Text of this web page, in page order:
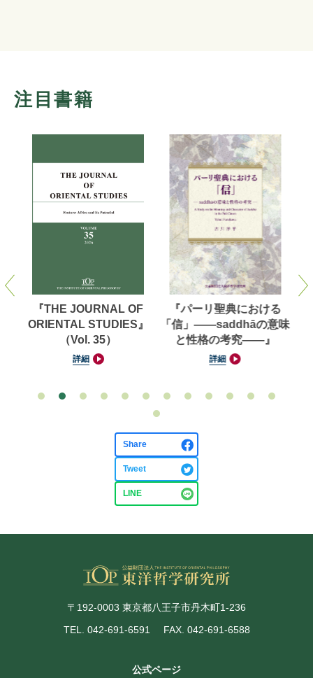
注目書籍
『THE JOURNAL OF
ORIENTAL STUDIES』
（Vol. 35）
詳細
『パーリ聖典における
「信」——saddhāの意味
と性格の考究——』
詳細
Share
Tweet
LINE
〒192-0003 東京都八王子市丹木町1-236
TEL. 042-691-6591
FAX. 042-691-6588
公式ページ